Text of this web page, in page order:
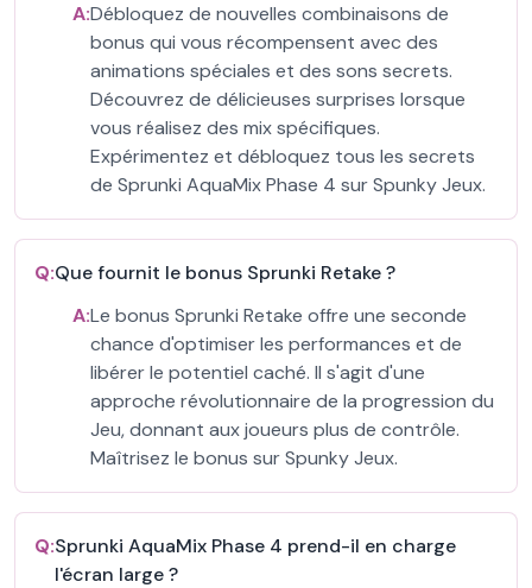
A:Débloquez de nouvelles combinaisons de
bonus qui vous récompensent avec des
animations spéciales et des sons secrets.
Découvrez de délicieuses surprises lorsque
vous réalisez des mix spécifiques.
Expérimentez et débloquez tous les secrets
de Sprunki AquaMix Phase 4 sur Spunky Jeux.
Q:Que fournit le bonus Sprunki Retake ?
A:Le bonus Sprunki Retake offre une seconde
chance d'optimiser les performances et de
libérer le potentiel caché. Il s'agit d'une
approche révolutionnaire de la progression du
Jeu, donnant aux joueurs plus de contrôle.
Maîtrisez le bonus sur Spunky Jeux.
Q:Sprunki AquaMix Phase 4 prend-il en charge
l'écran large ?